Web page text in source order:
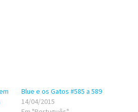
Blue e os Gatos #585 a 589
14/04/2015